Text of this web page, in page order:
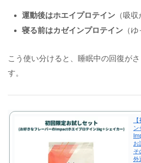
運動後はホエイプロテイン （吸収
寝る前はカゼインプロテイン （
こう使い分けると、睡眠中の回復が
す。
ン
お
そ
外